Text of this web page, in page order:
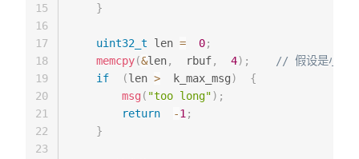
}
uint32_t len = 0;
memcpy(&len,
  rbuf
, 4) ;
// 假设是小端
if
(len >
  k_max_msg
)
{
msg ( "too long") ;
return
-1 ;
}
15
16
17
18
19
20
21
22
23